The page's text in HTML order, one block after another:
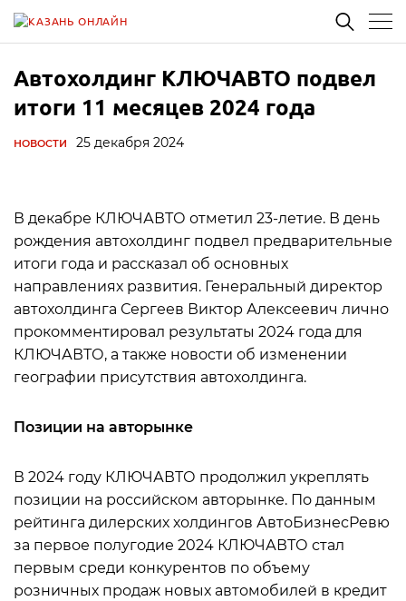
Автохолдинг КЛЮЧАВТО подвел
итоги 11 месяцев 2024 года
НОВОСТИ 25 декабря 2024
В декабре КЛЮЧАВТО отметил 23-летие. В день
рождения автохолдинг подвел предварительные
итоги года и рассказал об основных
направлениях развития. Генеральный директор
автохолдинга Сергеев Виктор Алексеевич лично
прокомментировал результаты 2024 года для
КЛЮЧАВТО, а также новости об изменении
географии присутствия автохолдинга.
Позиции на авторынке
В 2024 году КЛЮЧАВТО продолжил укреплять
позиции на российском авторынке. По данным
рейтинга дилерских холдингов АвтоБизнесРевю
за первое полугодие 2024 КЛЮЧАВТО стал
первым среди конкурентов по объему
розничных продаж новых автомобилей в кредит